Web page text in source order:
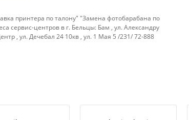
принтера по талону" "Замена фотобарабана по
сервис-центров в г. Бельцы: Бам , ул. Александру
, ул. Дечебал 24 10кв , ул. 1 Мая 5 /231/ 72-888